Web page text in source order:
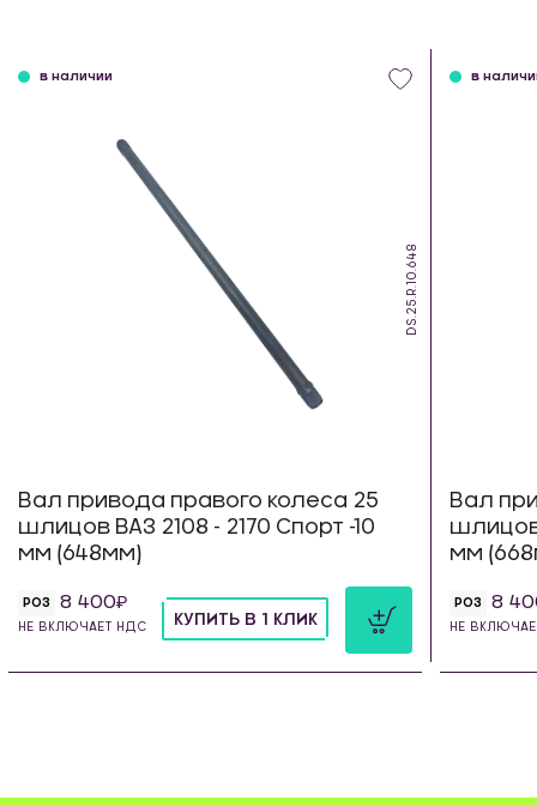
DS.25.R.10.648
в наличии
Вал привода правого колеса 25
шлицов ВАЗ 2108 - 2170 Спорт -10
мм (648мм)
РОЗ 8 400
НЕ ВКЛЮЧАЕТ НДС КУПИТЬ В 1 КЛИК
в
Вал
шлицов
мм
РОЗ 8
НЕ